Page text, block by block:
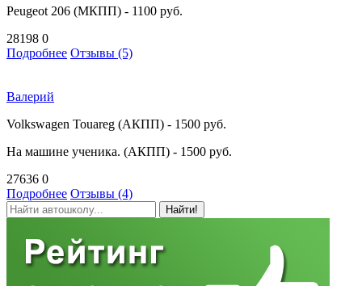
Peugeot 206 (МКПП) - 1100 руб.
28198 0
Подробнее Отзывы (5)
Валерий
Volkswagen Touareg (АКПП) - 1500 руб.
На машине ученика. (АКПП) - 1500 руб.
27636 0
Подробнее Отзывы (4)
Найти!